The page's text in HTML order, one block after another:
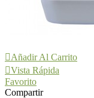
Añadir Al Carrito
Vista Rápida
Favorito
Compartir